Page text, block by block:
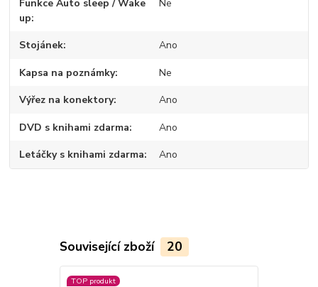
Funkce Auto sleep / Wake
up
Ne
Stojánek Ano
Kapsa na poznámky Ne
Výřez na konektory Ano
DVD s knihami zdarma Ano
Letáčky s knihami zdarma Ano
Související zboží 20
TOP produkt